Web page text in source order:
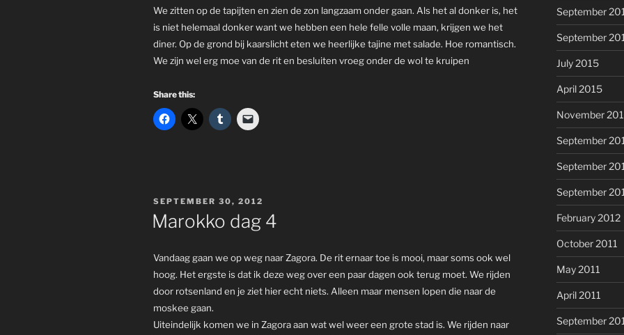
We zitten op de tapijten en zien de zon langzaam onder gaan. Als het al donker is, het
is niet helemaal donker want we hebben een hele felle volle maan, krijgen we het
diner. Op de grond bij kaarslicht eten we heerlijke tajine met salade. Hoe romantisch.
We zijn wel erg moe van de rit en besluiten vroeg onder de wol te kruipen
Share this:
POSTED
ON
SEPTEMBER 30, 2012
Marokko dag 4
Vandaag gaan we op weg naar Zagora. De rit ernaar toe is mooi, maar soms ook wel
hoog. Het ergste is dat ik deze weg over een paar dagen ook terug moet. We rijden
door rotsenland en je ziet hier echt niets. Alleen maar mensen lopen die naar de
moskee gaan.
Uiteindelijk komen we in Zagora aan wat wel weer een grote stad is. We rijden naar
September
September
July 2015
April 2015
November
September
September
September
February 2012
October 2011
May 2011
April 2011
September